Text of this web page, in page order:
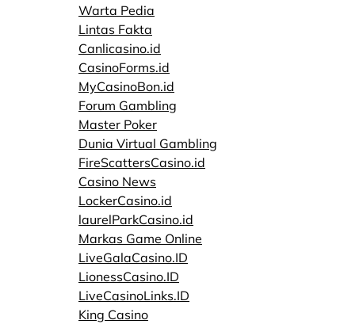
Warta Pedia
Lintas Fakta
Canlicasino.id
CasinoForms.id
MyCasinoBon.id
Forum Gambling
Master Poker
Dunia Virtual Gambling
FireScattersCasino.id
Casino News
LockerCasino.id
laurelParkCasino.id
Markas Game Online
LiveGalaCasino.ID
LionessCasino.ID
LiveCasinoLinks.ID
King Casino